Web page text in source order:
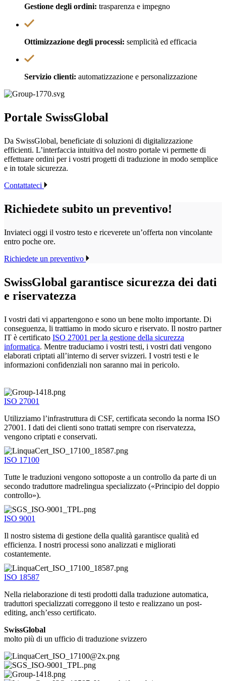
Gestione degli ordini: trasparenza e impegno
Ottimizzazione degli processi: semplicità ed efficacia
Servizio clienti: automatizzazione e personalizzazione
Portale SwissGlobal
Da SwissGlobal, beneficiate di soluzioni di digitalizzazione
efficienti. L’interfaccia intuitiva del nostro portale vi permette di
effettuare ordini per i vostri progetti di traduzione in modo semplice
e in totale sicurezza.
Contattateci
Richiedete subito un preventivo!
Inviateci oggi il vostro testo e riceverete un’offerta non vincolante
entro poche ore.
Richiedete un preventivo
SwissGlobal garantisce sicurezza dei dati
e riservatezza
I vostri dati vi appartengono e sono un bene molto importante. Di
conseguenza, li trattiamo in modo sicuro e riservato. Il nostro partner
IT è certificato ISO 27001 per la gestione della sicurezza
informatica. Mentre traduciamo i vostri testi, i vostri dati vengono
elaborati criptati all’interno di server svizzeri. I vostri testi e le
informazioni confidenziali non saranno mai in pericolo.
ISO 27001
Utilizziamo l’infrastruttura di CSF, certificata secondo la norma ISO
27001. I dati dei clienti sono trattati sempre con riservatezza,
vengono criptati e conservati.
ISO 17100
Tutte le traduzioni vengono sottoposte a un controllo da parte di un
secondo traduttore madrelingua specializzato («Principio del doppio
controllo»).
ISO 9001
Il nostro sistema di gestione della qualità garantisce qualità ed
efficienza. I nostri processi sono analizzati e migliorati
costantemente.
ISO 18587
Nella rielaborazione di testi prodotti dalla traduzione automatica,
traduttori specializzati correggono il testo e realizzano un post-
editing, anch’esso certificato.
SwissGlobal
molto più di un ufficio di traduzione svizzero